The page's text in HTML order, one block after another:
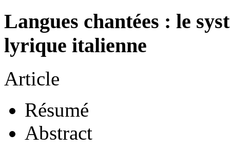
Langues chantées : le
lyrique italienne
Article
Résumé
Abstract